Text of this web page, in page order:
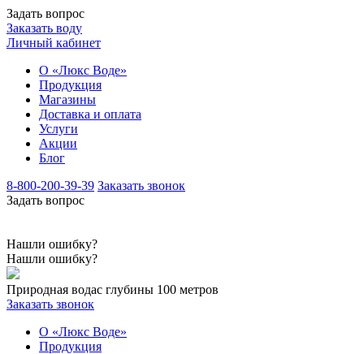
Задать вопрос
Заказать воду
Личный кабинет
О «Люкс Воде»
Продукция
Магазины
Доставка и оплата
Услуги
Акции
Блог
8-800-200-39-39 Заказать звонок
Задать вопрос
Нашли ошибку?
Нашли ошибку?
Природная водас глубины 100 метров
Заказать звонок
О «Люкс Воде»
Продукция